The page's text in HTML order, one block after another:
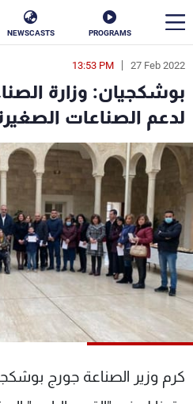
PROGRAMS
NEWSCASTS
27 Feb 2022
13:53 PM
بوشكجيان: وزارة
لدعم الصناعات
كرم وزير الصناعة جورج
en
الأخبار
سياسة
إقتصاد
منوعات
كأس العالم
البرامج
شاهد البرامج